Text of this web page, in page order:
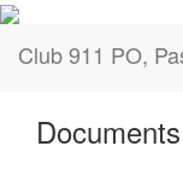
Club 911 PO,